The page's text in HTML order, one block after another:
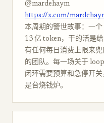
@mardehaym
https://x.com/
本周期的警世故事：一
13 亿 token，干的活是
有任何每日消费上限来
的团队。每一场关于
闭环需要预算和急停开
是台烧钱炉。